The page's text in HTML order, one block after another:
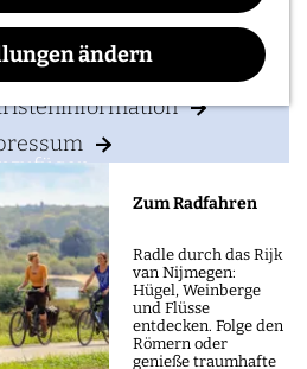
ändern
& Parken
Zum Radfahren
Radle durch das Rijk
van Nijmegen:
Hügel, Weinberge
und Flüsse
entdecken. Folge den
Römern oder
genieße traumhafte
b
i
s
B
l
i
x
e
m